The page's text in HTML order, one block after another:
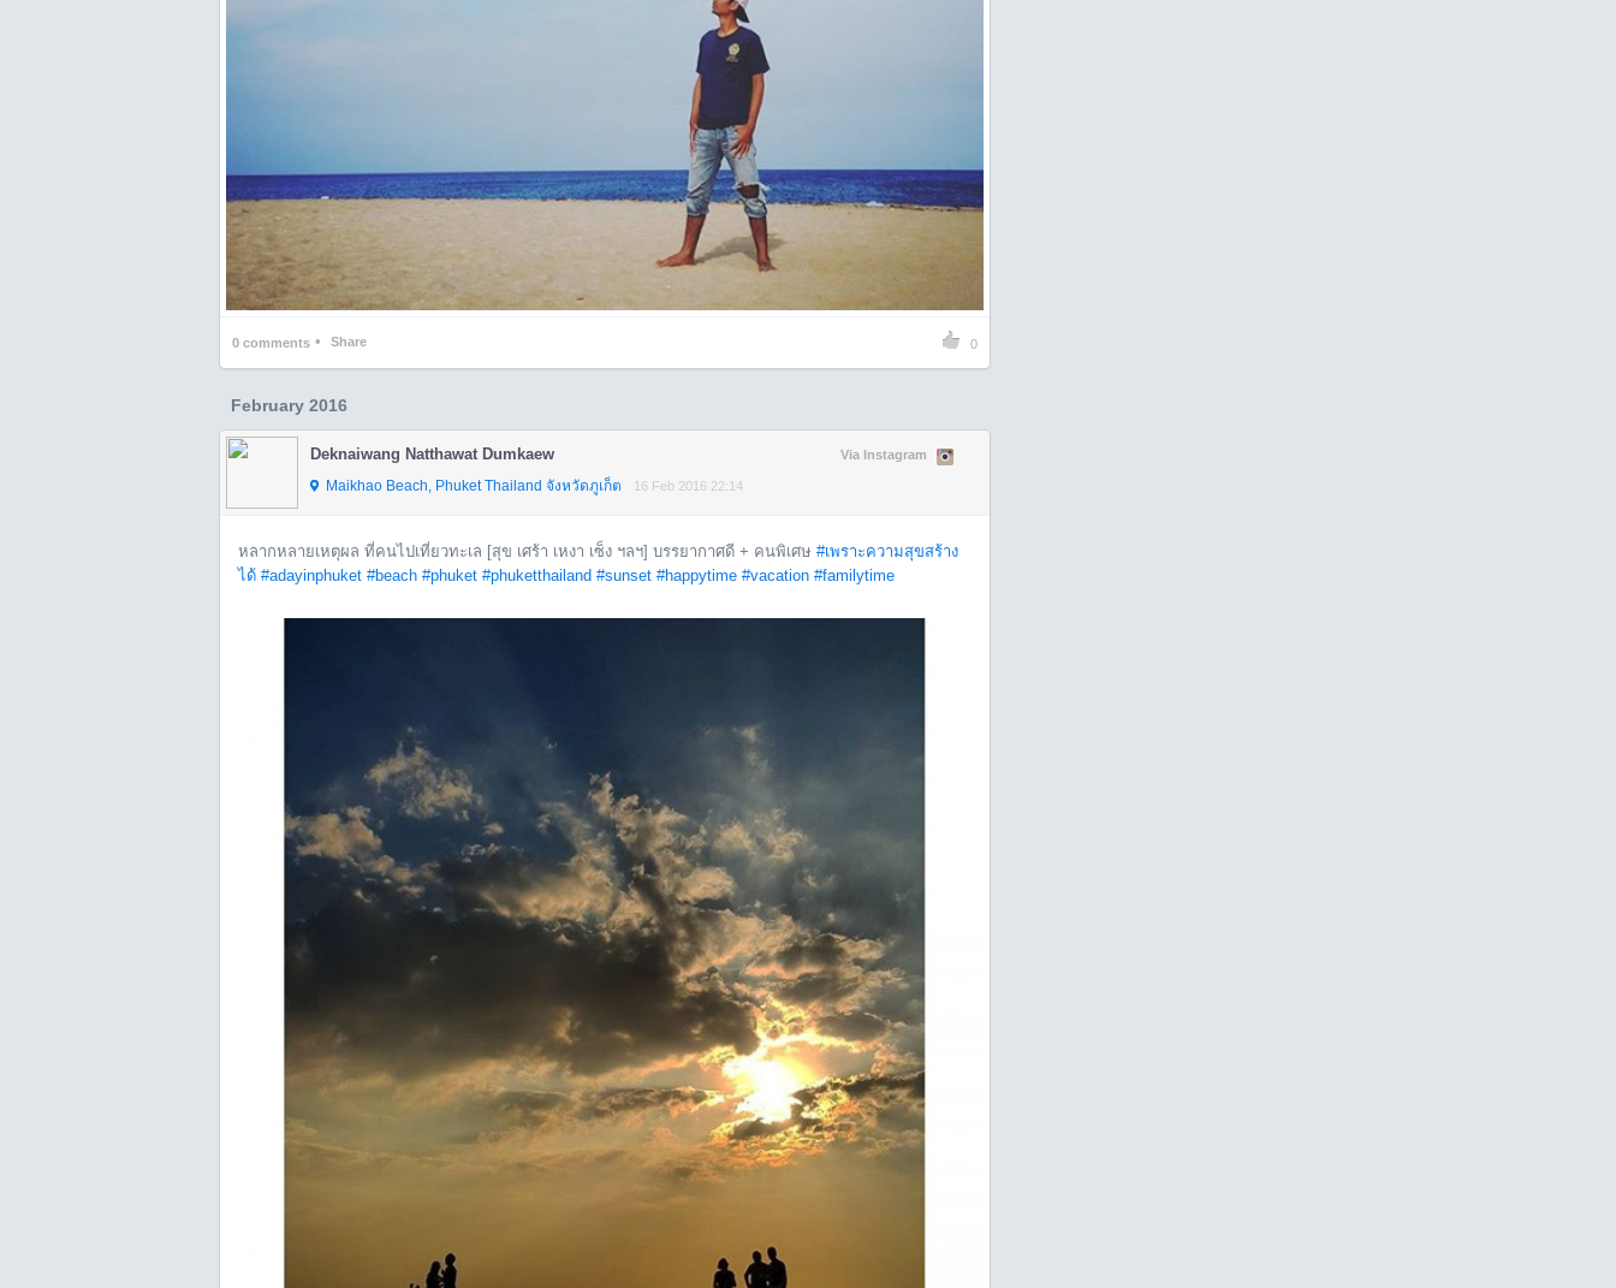
0comments• Share 0
February 2016
Via Instagram
Deknaiwang Natthawat Dumkaew
Maikhao Beach, Phuket Thailand จังหวัดภูเก็ต 16 Feb 2016 22:14
หลากหลายเหตุผล ที่คนไปเที่ยวทะเล [สุข เศร้า เหงา เซ็ง ฯลฯ] บรรยากาศดี + คนพิเศษ #เพราะความสุขสร้าง
ได้ #adayinphuket #beach #phuket #phuketthailand #sunset #happytime #vacation #familytime